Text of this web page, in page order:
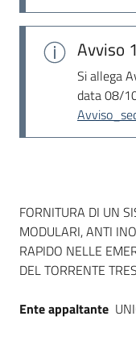
Avviso
Si allega
data 08/
Dati del bando
FORNITURA DI UN
MODULARI, ANTI
RAPIDO NELLE
DEL TORRENTE
Ente appaltante